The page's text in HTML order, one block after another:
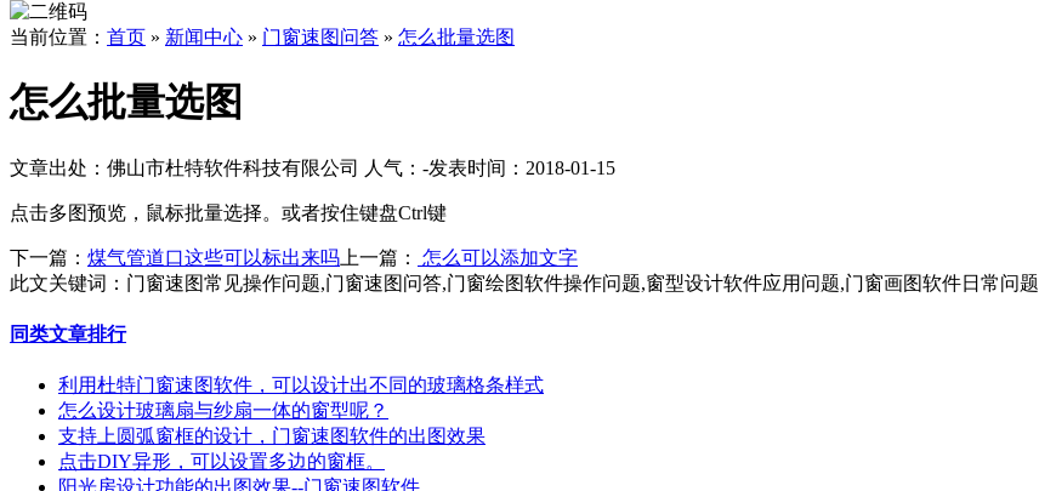
当前位置： 首页 » 新闻中心 » 门窗速图问答 » 怎么批量选图
怎么批量选图
文章出处：佛山市杜特软件科技有限公司 人气： -发表时间：2018-01-15
点击多图预览，鼠标批量选择。或者按住键盘Ctrl键
下一篇： 煤气管道口这些可以标出来吗 上一篇：
怎么可以添加文字
此文关键词： 门窗速图常见操作问题,门窗速图问答,门窗绘图软件操作问题,窗型设计软件应用问题,门窗画图软件日常问题
同类文章排行
利用杜特门窗速图软件，可以设计出不同的玻璃格条样式
怎么设计玻璃扇与纱扇一体的窗型呢？
支持上圆弧窗框的设计，门窗速图软件的出图效果
点击DIY异形，可以设置多边的窗框。